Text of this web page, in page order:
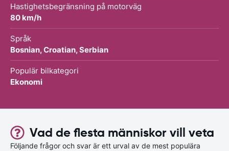
Hastighetsbegränsning på motorväg
80 km/h
Språk
Bosnian, Croatian, Serbian
Populär bilkategori
Ekonomi
Vad de flesta människor vill veta
Följande frågor och svar är ett urval av de mest populära